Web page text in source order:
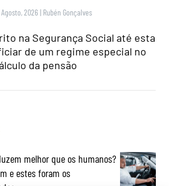
2026 | Rubén Gonçalves
na Segurança Social até esta
de um regime especial no
da pensão
melhor que os humanos?
e estes foram os